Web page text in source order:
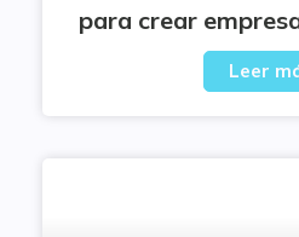
para crear
Leer